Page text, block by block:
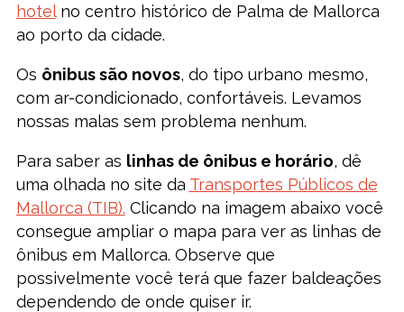
hotelno centro histórico de Palma de Mallorca
ao porto da cidade.
Os ônibus são novos, do tipo urbano mesmo,
com ar-condicionado, confortáveis. Levamos
nossas malas sem problema nenhum.
Para saber as linhas de ônibus e horário, dê
uma olhada no site da Transportes Públicos de
Mallorca (TIB). Clicando na imagem abaixo você
consegue ampliar o mapa para ver as linhas de
ônibus em Mallorca. Observe que
possivelmente você terá que fazer baldeações
dependendo de onde quiser ir.